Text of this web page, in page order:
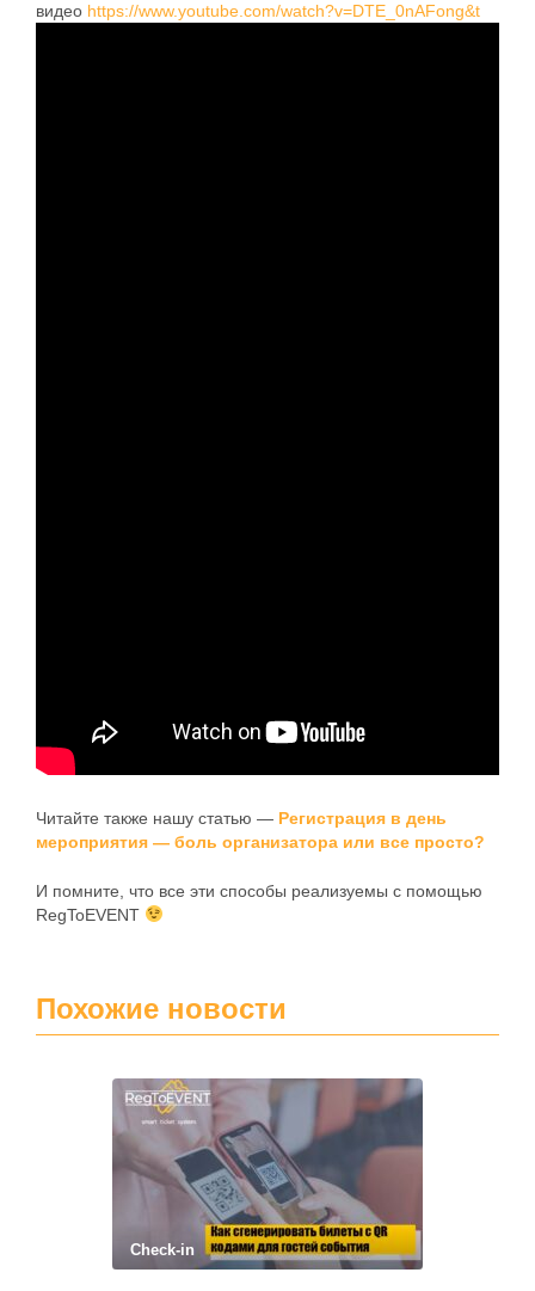
видео https://www.youtube.com/watch?v=DTE_0nAFong&t
Читайте также нашу статью — Регистрация в день
мероприятия — боль организатора или все просто?
И помните, что все эти способы реализуемы с помощью
RegToEVENT
Похожие новости
Check-in